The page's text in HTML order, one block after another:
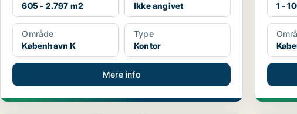
605 - 2.797 m2
Ikke angivet
Område
København K
Type
Kontor
Mere info
1 -